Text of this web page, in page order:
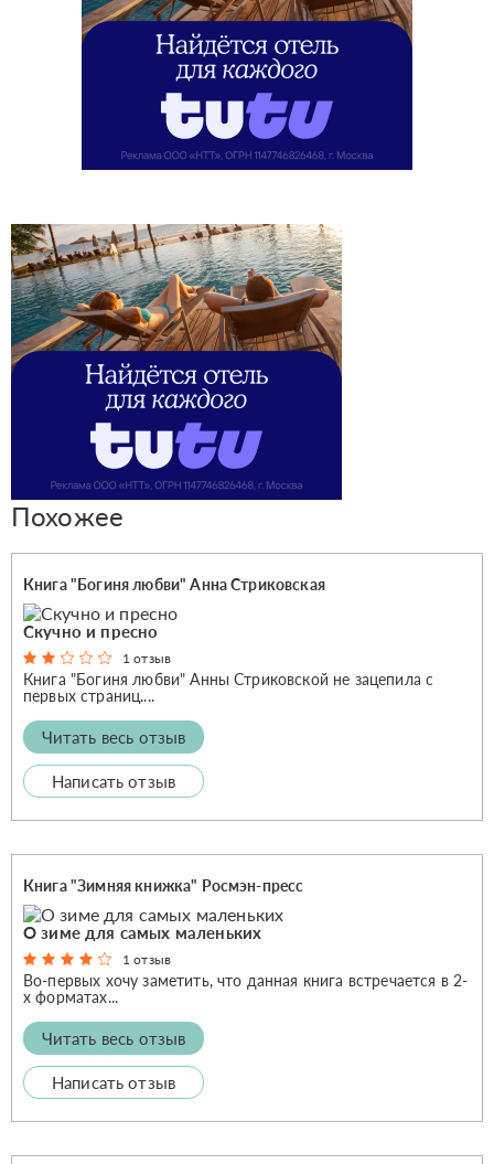
Похожее
Книга "Богиня любви" Анна Стриковская
Скучно и пресно
1 отзыв
Книга "Богиня любви" Анны Стриковской не зацепила с
первых страниц....
Читать весь отзыв
Написать отзыв
Книга "Зимняя книжка" Росмэн-пресс
О зиме для самых маленьких
1 отзыв
Во-первых хочу заметить, что данная книга встречается в 2-
х форматах...
Читать весь отзыв
Написать отзыв